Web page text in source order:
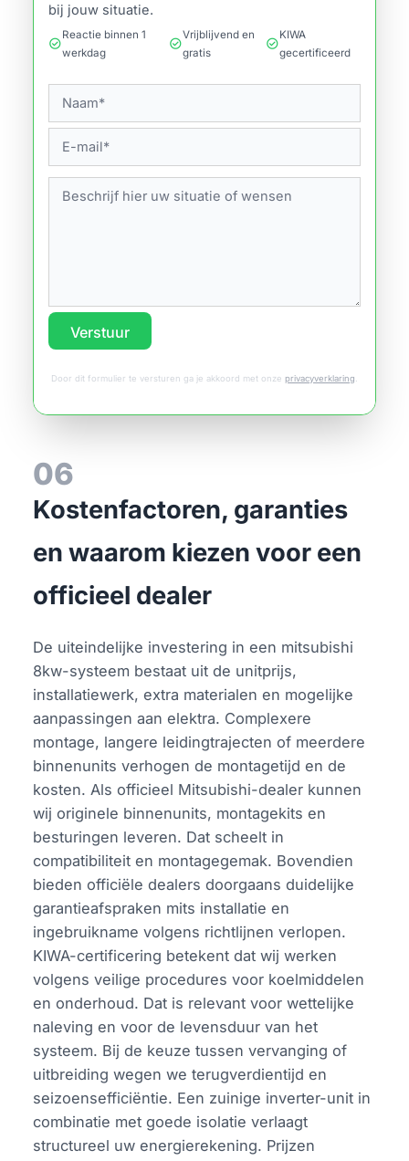
bij jouw situatie.
check_circle
Reactie binnen 1
werkdag
check_circle
Vrijblijvend en
gratis
check_circle
KIWA
gecertificeerd
Verstuur
Door dit formulier te versturen ga je akkoord met onze privacyverklaring
06
Kostenfactoren, garanties
en waarom kiezen voor een
officieel dealer
De uiteindelijke investering in een mitsubishi
8kw-systeem bestaat uit de unitprijs,
installatiewerk, extra materialen en mogelijke
aanpassingen aan elektra. Complexere
montage, langere leidingtrajecten of meerdere
binnenunits verhogen de montagetijd en de
kosten. Als officieel Mitsubishi-dealer kunnen
wij originele binnenunits, montagekits en
besturingen leveren. Dat scheelt in
compatibiliteit en montagegemak. Bovendien
bieden officiële dealers doorgaans duidelijke
garantieafspraken mits installatie en
ingebruikname volgens richtlijnen verlopen.
KIWA-certificering betekent dat wij werken
volgens veilige procedures voor koelmiddelen
en onderhoud. Dat is relevant voor wettelijke
naleving en voor de levensduur van het
systeem. Bij de keuze tussen vervanging of
uitbreiding wegen we terugverdientijd en
seizoensefficiëntie. Een zuinige inverter-unit in
combinatie met goede isolatie verlaagt
structureel uw energierekening. Prijzen